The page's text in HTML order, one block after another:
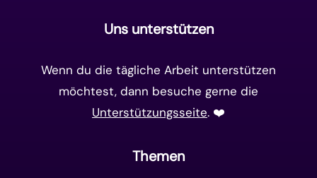
Uns unterstützen
Wenn du die tägliche Arbeit unterstützen
möchtest, dann besuche gerne die
Unterstützungsseite. ❤️️
Themen